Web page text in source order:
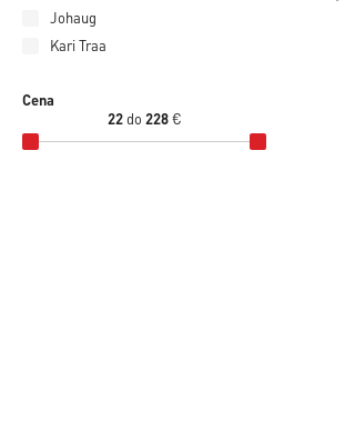
Johaug
Kari Traa
Cena
22do 228€